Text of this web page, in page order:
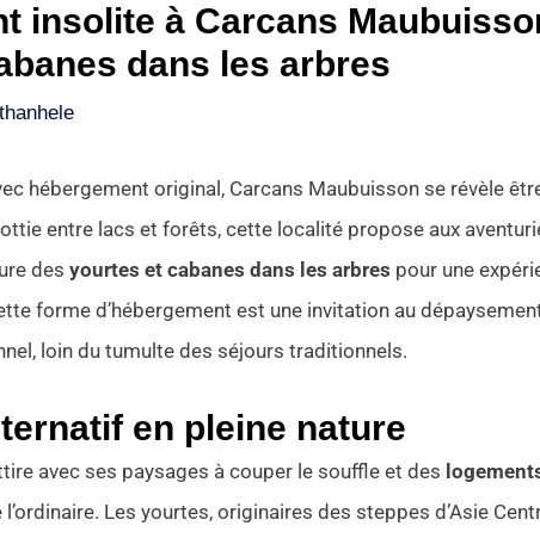
insolite à Carcans
dans les arbres
hébergement original, Carcans Maubuisson se révèle
entre lacs et forêts, cette localité propose aux
desyourtes et cabanes dans les arbres pour une
forme d’hébergement est une invitation au
loin du tumulte des séjours traditionnels.
en pleine nature
avec ses paysages à couper le souffle et des
Les yourtes, originaires des steppes d’Asie